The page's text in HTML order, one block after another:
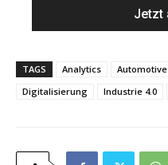
l
TAGS Analytics Automotive
Digitalisierung
Industrie 4.0